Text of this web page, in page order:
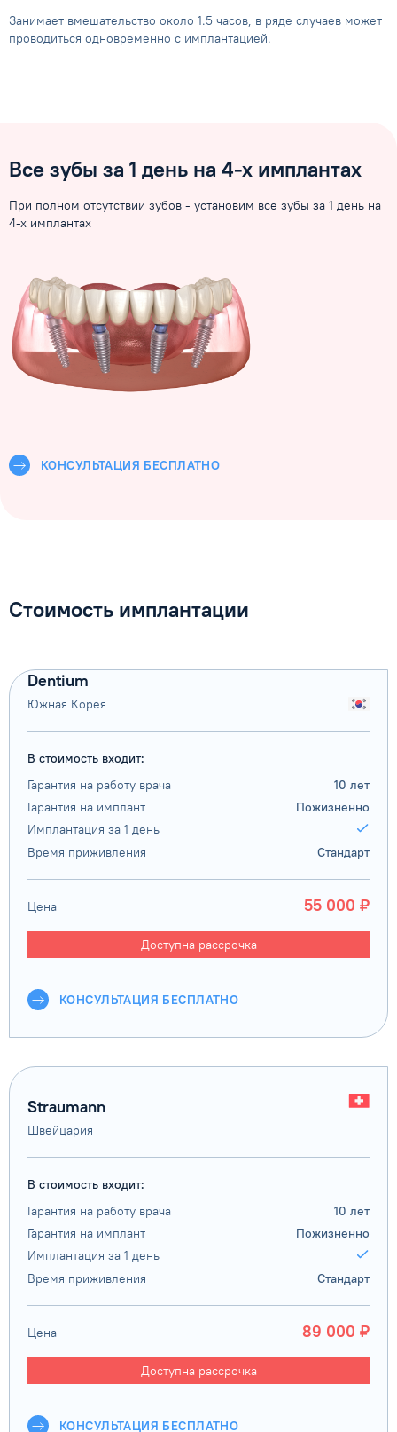
Занимает вмешательство около 1.5 часов, в ряде случаев может
проводиться одновременно с имплантацией.
Все зубы за 1 день на 4-х имплантах
При полном отсутствии зубов - установим все зубы за 1 день на
4-х имплантах
КОНСУЛЬТАЦИЯ БЕСПЛАТНО
Стоимость имплантации
Dentium
Южная Корея
В стоимость входит:
Гарантия на работу врача
10 лет
Гарантия на имплант
Пожизненно
Имплантация за 1 день
Время приживления
Стандарт
Цена 55 000 ₽
Доступна рассрочка
КОНСУЛЬТАЦИЯ БЕСПЛАТНО
Straumann
Швейцария
В стоимость входит:
Гарантия на работу врача
10 лет
Гарантия на имплант
Пожизненно
Имплантация за 1 день
Время приживления
Стандарт
Цена 89 000 ₽
Доступна рассрочка
КОНСУЛЬТАЦИЯ БЕСПЛАТНО